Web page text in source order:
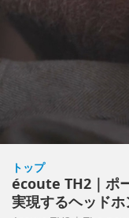
トップ
écoute TH2｜ポ
実現するヘッド